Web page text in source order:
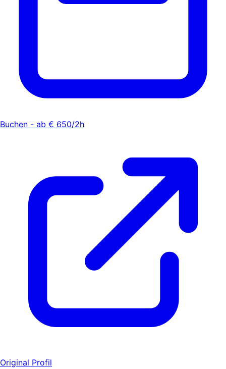
Buchen - ab € 650/2h
Original Profil